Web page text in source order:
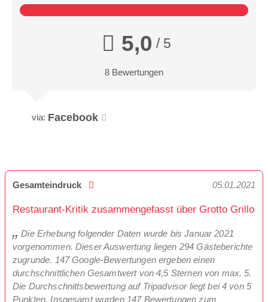
5,0 / 5
8 Bewertungen
via: Facebook
Gesamteindruck 05.01.2021
Restaurant-Kritik zusammengefasst über Grotto Grillo
Die Erhebung folgender Daten wurde bis Januar 2021
vorgenommen. Dieser Auswertung liegen 294 Gästeberichte
zugrunde. 147 Google-Bewertungen ergeben einen
durchschnittlichen Gesamtwert von 4,5 Sternen von max. 5.
Die Durchschnittsbewertung auf Tripadvisor liegt bei 4 von 5
Punkten. Insgesamt wurden 147 Bewertungen zum